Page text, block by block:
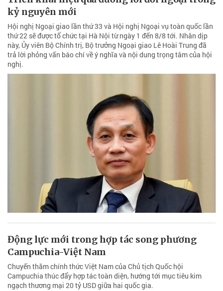
kỷ nguyên mới
Hội nghị Ngoại giao lần thứ 33 và Hội nghị Ngoại vụ toàn quốc lần
thứ 22 sẽ được tổ chức tại Hà Nội từ ngày 1 đến 8/8 tới. Nhân dịp
này, Ủy viên Bộ Chính trị, Bộ trưởng Ngoại giao Lê Hoài Trung đã
trả lời phỏng vấn báo chí về ý nghĩa và nội dung trọng tâm của hội
nghị.
Động lực mới trong hợp tác song phương
Campuchia-Việt Nam
Chuyến thăm chính thức Việt Nam của Chủ tịch Quốc hội
Campuchia thúc đẩy hợp tác toàn diện, hướng tới mục tiêu kim
ngạch thương mại 20 tỷ USD giữa hai quốc gia.